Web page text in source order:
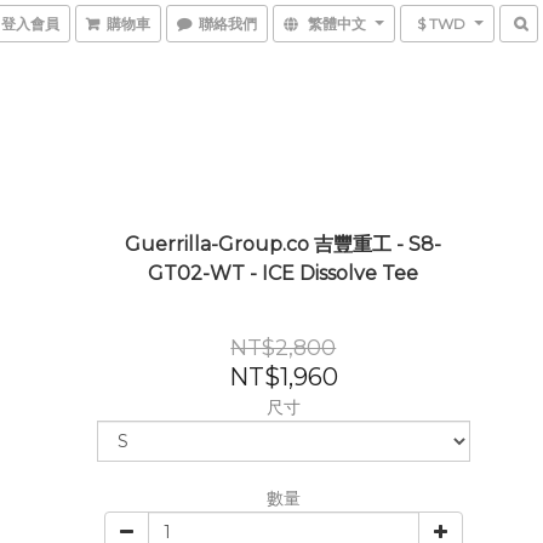
登入會員 購物車 聯絡我們 繁體中文 $ TWD
Guerrilla-Group.co 吉豐重工 - S8-
GT02-WT - ICE Dissolve Tee
NT$2,800
NT$1,960
尺寸
數量